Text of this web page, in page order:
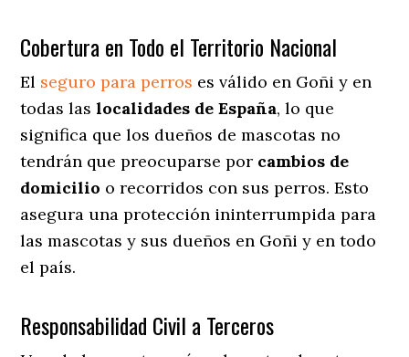
Cobertura en Todo el Territorio Nacional
El seguro para perros es válido en Goñi y en
todas laslocalidades de España, lo que
significa que los dueños de mascotas no
tendrán que preocuparse por cambios de
domicilio o recorridos con sus perros. Esto
asegura una protección ininterrumpida para
las mascotas y sus dueños en Goñi y en todo
el país.
Responsabilidad Civil a Terceros